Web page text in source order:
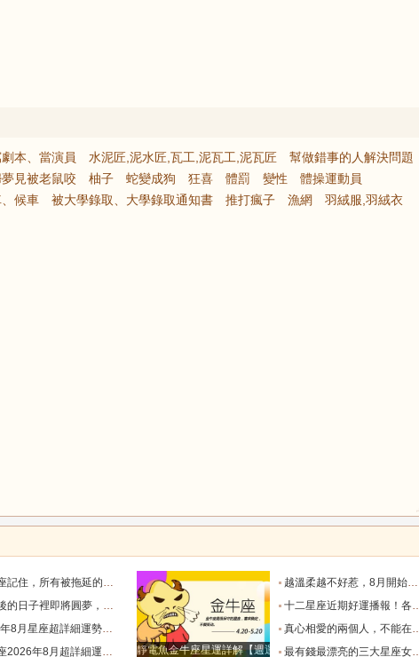
本、當演員 水泥匠,泥水匠,瓦工,泥瓦工,泥瓦匠
幫做錯事的人解決問題
見被老鼠咬 柚子 蛇變成狗 狂喜 體罰 變性
體操運動員
候車 被大學錄取、大學錄取通知書 推打瘋子 漁網
羽絨服,羽絨衣
12.29
被拖延的財富機遇，都會在下半年加速到賬_收入_工作_資金規劃
圓夢，財運順事業順，財富翻倍漲的星座_金牛座_成功_獅子座
運勢！日食季帶來全新開始，工作事業愛情達到新階段_生活_獅子座_宇宙
8月超詳細運勢解析！_感情_時間段_機會
靜電魚金牛座星運詳解【週運2024年12月9日-12月15日】
越溫柔越不好惹，8月開始鴻運當頭的四大星座女！_女生_金牛女_好運
十二星座近期好運播報！各星座專屬喜事來臨_生活_感情_貴人
真心相愛的兩個人，不能在一起，分手後相處的最好方式是什麽？_獅子座_星座_愛情
最有錢最漂亮的三大星座女，一個公主命，一個鳳凰命，一個富婆命_女生_帶著_獅子座
龍 蛇 馬
猴 雞 狗